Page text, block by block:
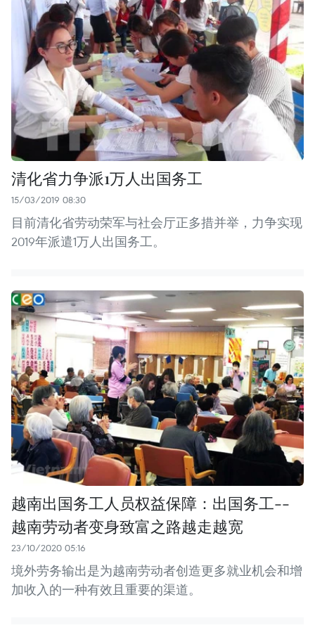
清化省力争派1万人出国务工
15/03/2019 08:30
目前清化省劳动荣军与社会厅正多措并举，力争实现
2019年派遣1万人出国务工。
越南出国务工人员权益保障：出国务工--
越南劳动者变身致富之路越走越宽
23/10/2020 05:16
境外劳务输出是为越南劳动者创造更多就业机会和增
加收入的一种有效且重要的渠道。